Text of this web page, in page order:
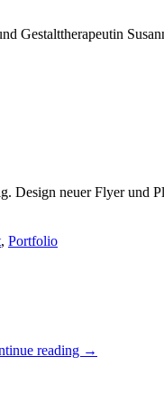
Gestalttherapeutin
neuer Flyer und
, Portfolio
reading →